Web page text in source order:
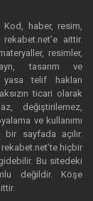
Kod, haber, resim,
aittir.
resimler,
tasarım ve
yasa telif hakları
ticari olarak
değiştirilemez,
ve kullanımı
bir sayfada açılır.
rekabet.net’te hiçbir
Bu sitedeki
değildir. Köşe